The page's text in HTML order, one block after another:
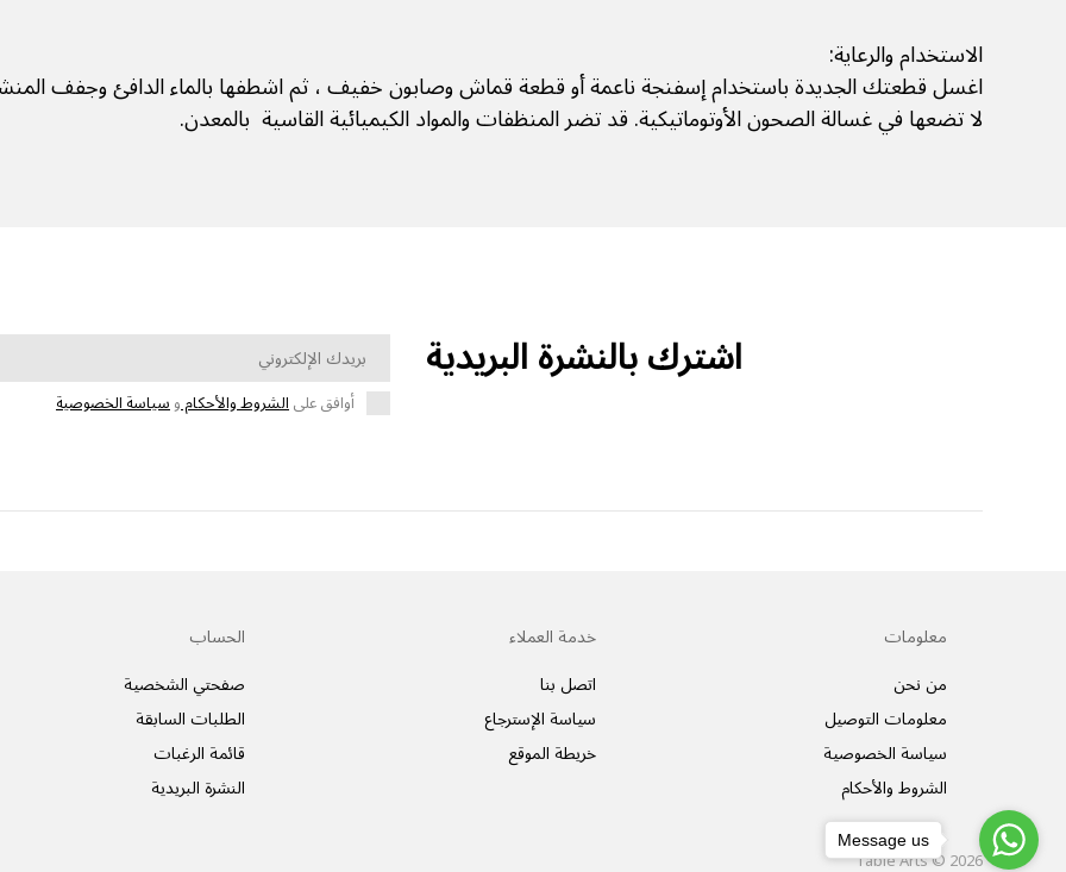
الاستخدام والرعاية:
اغسل قطعتك الجديدة باستخدام إسفنجة ناعمة أو قطعة قماش وصابون خفيف ، ثم اشطفها بالماء الدافئ وجفف
لا تضعها في غسالة الصحون الأوتوماتيكية. قد تضر المنظفات والمواد الكيميائية القاسية بالمعدن.
اشترك بالنشرة البريدية
أوافق علىالشروط والأحكاموسياسة الخصوصية
معلومات
من نحن
معلومات التوصيل
سياسة الخصوصية
الشروط والأحكام
خدمة العملاء
اتصل بنا
سياسة الإسترجاع
خريطة الموقع
الحساب
صفحتي الشخصية
الطلبات السابقة
قائمة الرغبات
النشرة البريدية
Table Arts © 2026
Message us